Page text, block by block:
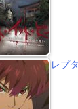
レプ